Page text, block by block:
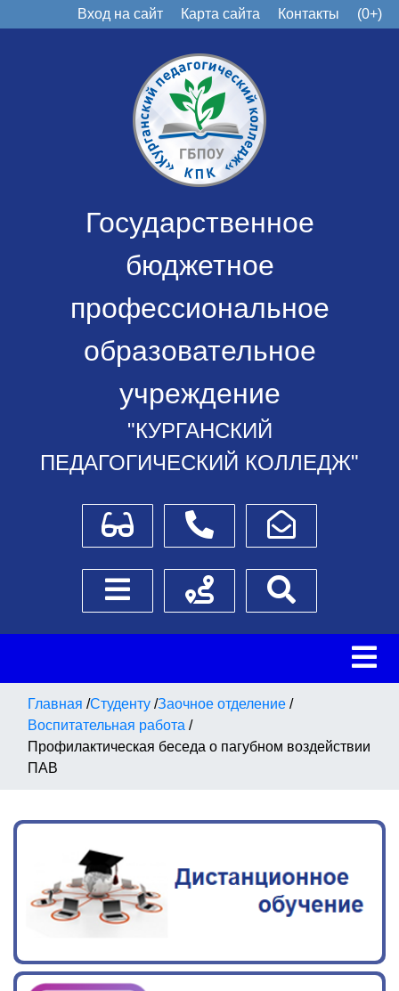
Вход на сайт Карта сайта Контакты (0+)
Государственное
бюджетное
профессиональное
образовательное
учреждение
"КУРГАНСКИЙ
ПЕДАГОГИЧЕСКИЙ КОЛЛЕДЖ"
Для слабовидящихТелефоныНаписать обращение
Боковое менюСхема проезда
Главная /Студенту /Заочное отделение /
Воспитательная работа /
Профилактическая беседа о пагубном воздействии
ПАВ